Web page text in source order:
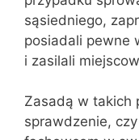
sąsiedniego,
posiadali pewne
i zasilali
Zasadą w takich
sprawdzenie,